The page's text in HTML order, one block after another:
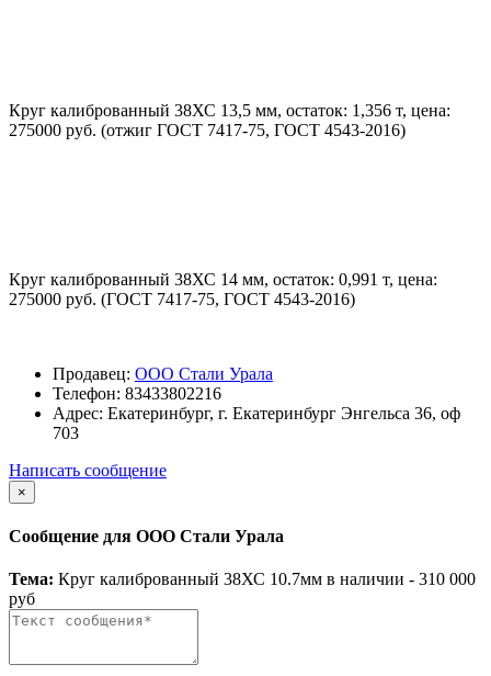
Круг калиброванный 38ХС 13,5 мм, остаток: 1,356 т, цена:
275000 руб. (отжиг ГОСТ 7417-75, ГОСТ 4543-2016)
Круг калиброванный 38ХС 14 мм, остаток: 0,991 т, цена:
275000 руб. (ГОСТ 7417-75, ГОСТ 4543-2016)
Продавец: ООО Стали Урала
Телефон: 83433802216
Адрес: Екатеринбург, г. Екатеринбург Энгельса 36, оф
703
Написать сообщение
×
Сообщение для ООО Стали Урала
Тема: Круг калиброванный 38ХС 10.7мм в наличии - 310 000
руб